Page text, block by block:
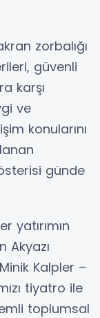
zorbalığı
güvenli
karşı
ve
konularını
günde
yatırımın
Akyazı
Kalpler –
tiyatro ile
toplumsal